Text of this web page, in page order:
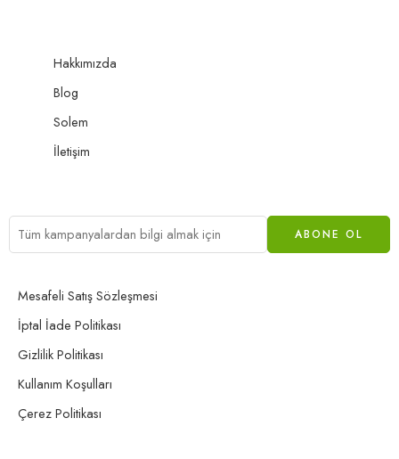
Hakkımızda
Blog
Solem
İletişim
Mesafeli Satış Sözleşmesi
İptal İade Politikası
Gizlilik Politikası
Kullanım Koşulları
Çerez Politikası